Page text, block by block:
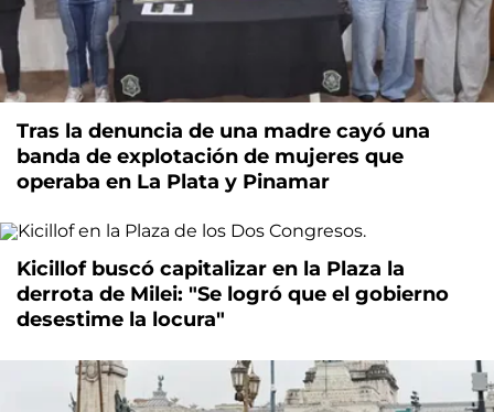
Tras la denuncia de una madre cayó una
banda de explotación de mujeres que
operaba en La Plata y Pinamar
Kicillof buscó capitalizar en la Plaza la
derrota de Milei: "Se logró que el gobierno
desestime la locura"